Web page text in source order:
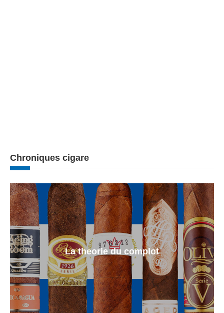
Chroniques cigare
La theorie du complot